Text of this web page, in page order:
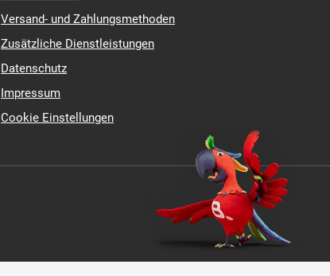
Versand- und Zahlungsmethoden
Zusätzliche Dienstleistungen
Datenschutz
Impressum
Cookie Einstellungen